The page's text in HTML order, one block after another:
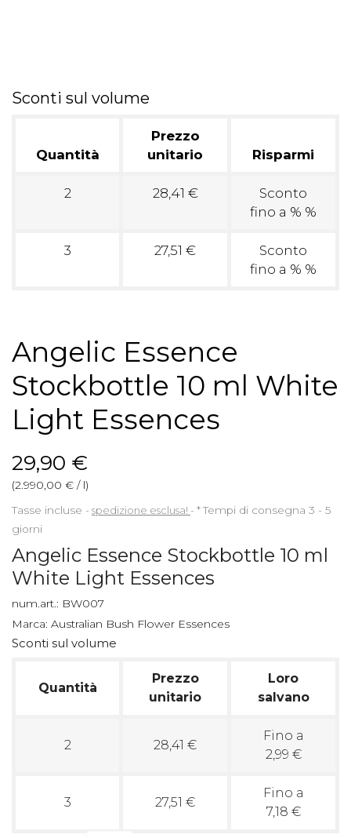
Sconti sul volume
Quantità
Prezzo
unitario
Risparmi
2 28,41 €
Sconto
fino a % %
3 27,51 €
Sconto
fino a % %
Angelic Essence
Stockbottle 10 ml White
Light Essences
29,90 €
(2.990,00 € / l)
Tasse incluse
spedizione esclusa! *Tempi di consegna 3 - 5
giorni
Angelic Essence Stockbottle 10 ml
White Light Essences
num.art.: BW007
Marca: Australian Bush Flower Essences
Sconti sul volume
Quantità
Prezzo
unitario
Loro
salvano
2 28,41 €
Fino a
2,99 €
3 27,51 €
Fino a
7,18 €